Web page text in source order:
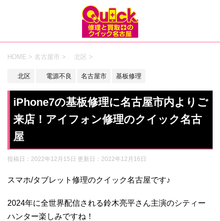
HOME > 名古屋市 > 北区 >
北区 電源不良 名古屋市 基板修理
iPhone7の基板修理に名古屋市内よりご
来店！アイフォン修理のクイック名古
屋
投稿日：2022年12月15日 更新日： 2022年12月16日
スマホ/タブレット修理のクイック名古屋です♪
2024年に全世界配信される鈴木亮平さん主演のシティー
ハンター楽しみですね！